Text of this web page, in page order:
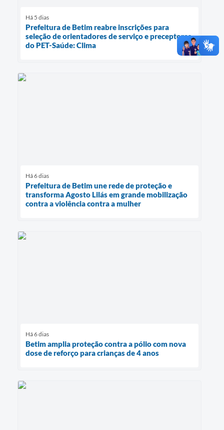
Há 5 dias
Prefeitura de Betim reabre inscrições para
seleção de orientadores de serviço e preceptores
do PET-Saúde: Clima
Há 6 dias
Prefeitura de Betim une rede de proteção e
transforma Agosto Lilás em grande mobilização
contra a violência contra a mulher
Há 6 dias
Betim amplia proteção contra a pólio com nova
dose de reforço para crianças de 4 anos